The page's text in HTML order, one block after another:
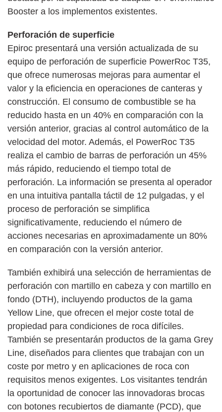
Booster a los implementos existentes.
Perforación de superficie
Epiroc presentará una versión actualizada de su
equipo de perforación de superficie PowerRoc T35,
que ofrece numerosas mejoras para aumentar el
valor y la eficiencia en operaciones de canteras y
construcción. El consumo de combustible se ha
reducido hasta en un 40% en comparación con la
versión anterior, gracias al control automático de la
velocidad del motor. Además, el PowerRoc T35
realiza el cambio de barras de perforación un 45%
más rápido, reduciendo el tiempo total de
perforación. La información se presenta al operador
en una intuitiva pantalla táctil de 12 pulgadas, y el
proceso de perforación se simplifica
significativamente, reduciendo el número de
acciones necesarias en aproximadamente un 80%
en comparación con la versión anterior.
También exhibirá una selección de herramientas de
perforación con martillo en cabeza y con martillo en
fondo (DTH), incluyendo productos de la gama
Yellow Line, que ofrecen el mejor coste total de
propiedad para condiciones de roca difíciles.
También se presentarán productos de la gama Grey
Line, diseñados para clientes que trabajan con un
coste por metro y en aplicaciones de roca con
requisitos menos exigentes. Los visitantes tendrán
la oportunidad de conocer las innovadoras brocas
con botones recubiertos de diamante (PCD), que